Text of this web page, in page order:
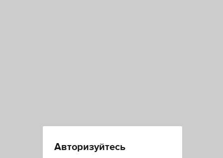
Авторизуйтесь